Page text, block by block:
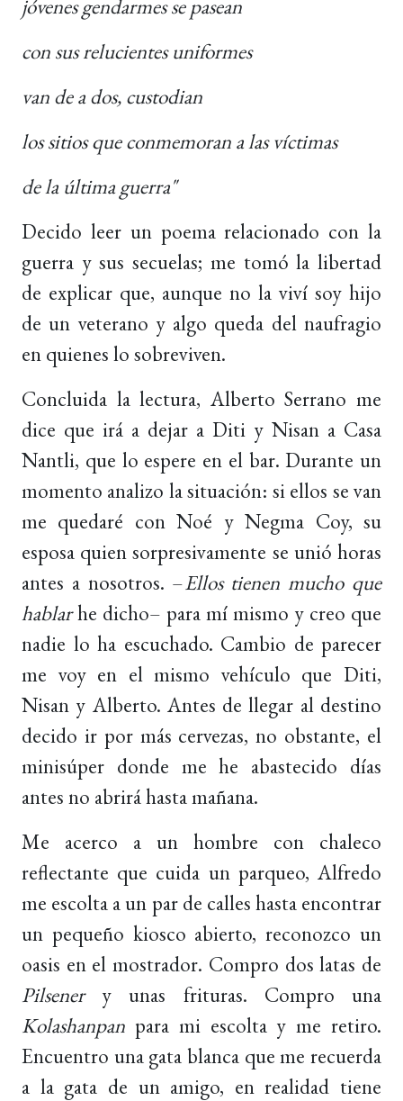
jóvenes gendarmes se pasean
con sus relucientes uniformes
van de a dos, custodian
los sitios que conmemoran a las víctimas
de la última guerra"
Decido leer un poema relacionado con la
guerra y sus secuelas; me tomó la libertad
de explicar que, aunque no la viví soy hijo
de un veterano y algo queda del naufragio
en quienes lo sobreviven.
Concluida la lectura, Alberto Serrano me
dice que irá a dejar a Diti y Nisan a Casa
Nantli, que lo espere en el bar. Durante un
momento analizo la situación: si ellos se van
me quedaré con Noé y Negma Coy, su
esposa quien sorpresivamente se unió horas
antes a nosotros. –Ellos tienen mucho que
hablarhe dicho– para mí mismo y creo que
nadie lo ha escuchado. Cambio de parecer
me voy en el mismo vehículo que Diti,
Nisan y Alberto. Antes de llegar al destino
decido ir por más cervezas, no obstante, el
minisúper donde me he abastecido días
antes no abrirá hasta mañana.
Me acerco a un hombre con chaleco
reflectante que cuida un parqueo, Alfredo
me escolta a un par de calles hasta encontrar
un pequeño kiosco abierto, reconozco un
oasis en el mostrador. Compro dos latas de
Pilsenery unas frituras. Compro una
Kolashanpan para mi escolta y me retiro.
Encuentro una gata blanca que me recuerda
a la gata de un amigo, en realidad tiene